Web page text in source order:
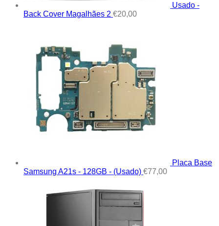
Usado -
Back Cover Magalhães 2 €20,00
Placa Base
Samsung A21s - 128GB - (Usado) €77,00